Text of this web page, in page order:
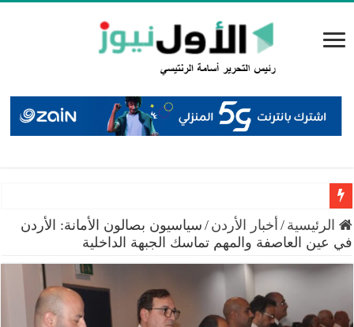
الخرابشة: برامج صندوق الطاقة المتجددة وفرت 152.9 مليون دينار خلال عقد
الرئيسية / أخبار الأردن / سياسيون بصالون الأمانة: الأردن
في عين العاصفة والمهم تماسك الجبهة الداخلية